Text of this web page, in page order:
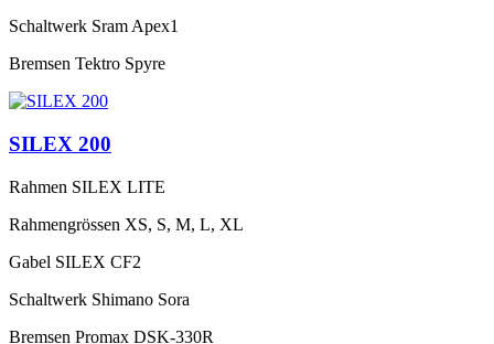
Schaltwerk Sram Apex1
Bremsen Tektro Spyre
SILEX 200
Rahmen SILEX LITE
Rahmengrössen XS, S, M, L, XL
Gabel SILEX CF2
Schaltwerk Shimano Sora
Bremsen Promax DSK-330R